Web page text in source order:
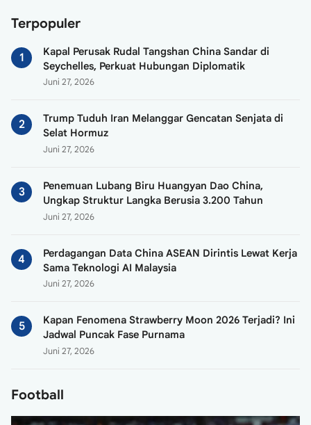
Terpopuler
Kapal Perusak Rudal Tangshan China Sandar di
Seychelles, Perkuat Hubungan Diplomatik
Juni 27, 2026
Trump Tuduh Iran Melanggar Gencatan Senjata di
Selat Hormuz
Juni 27, 2026
Penemuan Lubang Biru Huangyan Dao China,
Ungkap Struktur Langka Berusia 3.200 Tahun
Juni 27, 2026
Perdagangan Data China ASEAN Dirintis Lewat Kerja
Sama Teknologi AI Malaysia
Juni 27, 2026
Kapan Fenomena Strawberry Moon 2026 Terjadi? Ini
Jadwal Puncak Fase Purnama
Juni 27, 2026
Football